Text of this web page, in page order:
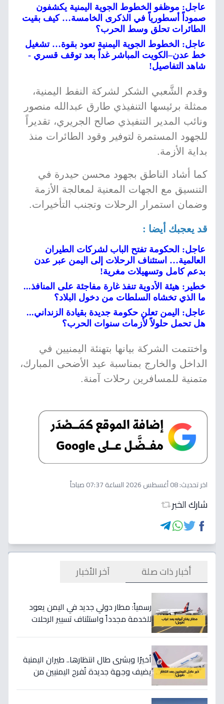
عاجل: موظفو الخطوط الجوية اليمنية يكشفون
صموداً أسطورياً في الذكرى الخامسة… كيف بقيت
الطائرات تحلق وسط الحرب؟
عاجل: الخطوط الجوية اليمنية تعود بقوة… تشغيل
خط عدن–الكويت المباشر غداً بعد توقف قسري -
شاهد التفاصيل!
وقدم الشَّعبي الشكر لشركة النفط اليمنية،
ممثلة برئيسها التنفيذي طارق عبدالله منصور
ونائب المدير التنفيذي صالح الجريري، تقديراً
للجهود المستمرة لتوفير وقود الطائرات منذ
بداية الأزمة.
كما أشاد الناطق بجهود محسن حيدرة في
التنسيق مع الجهات المعنية لمعالجة الأزمة
وضمان استمرار الرحلات وتجنب التأخيرات.
قد يعجبك أيضا :
عاجل: الحكومة تفتح الباب لشركات الطيران
العالمية… استئناف الرحلات إلى اليمن عبر عدن
بدعم كامل وتسهيلات مغرية!
خطير: هيئة الأدوية تنفذ غارة مفاجئة على المنافذ...
ما الذي تخشاه السلطات من دخول البلاد؟
عاجل: اليمن تعلن حكومة جديدة بقيادة الزنداني...
هل تحمل حلولاً لأزمات سنوات الحرب؟
واختتمت الشركة بيانها بتهنئة اليمنيين في
الداخل والخارج بمناسبة عيد الأضحى المبارك،
متمنية للمسافرين رحلات آمنة.
اخر تحديث:08 أغسطس 2026 الساعة 07:37 صباحاً
شارك الخبر
أخبار ذات صلة آخر الأخبار
رسمياً: مطار دولي جديد في اليمن يعود
للخدمة مجدداً واستئناف تسيير الرحلات
أخيرًا وبشرى طال انتظارها.. طيران اليمنية
يضيف وجهة جديدة تُفرح اليمنيين من